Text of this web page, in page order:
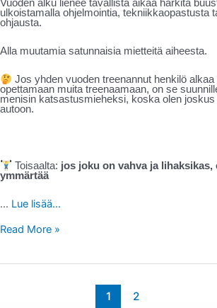
Vuoden alku lienee tavallista aikaa harkita
ulkoistamalla ohjelmointia, tekniikkaopastusta
ohjausta.
Alla muutamia satunnaisia mietteitä aiheesta.
Jos yhden vuoden treenannut henkilö
opettamaan muita treenaamaan, on se
menisin katsastusmieheksi, koska olen
autoon.
Toisaalta: jos joku on vahva ja lihaksikas,
ymmärtää
… Lue lisää...
Read More »
1 2